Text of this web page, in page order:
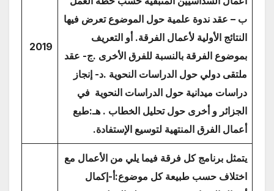
ب – عقد ندوة علمية حول الموضوع تعرض فيها
النتائج الأولية لأعمال الفرقة. أو التعريف
بموضوع الفرقة بالنسبة للفرق الأخرى .ج- عقد
ملتقى دولي حول الدراسات النحوية .د- إنجاز
دراسات ميدانية حول الدراسات النحوية في
الجزائر و أخرى حول تحليل الخطاب . هـ:طبع
أعمال الفرق المنتهية لتوسيع الإستفادة.
2019
يتمثل برنامج كل فرقة فيما يلي من الأعمال مع
اختلاف حسب طبيعة كل موضوع:أ-إكمال